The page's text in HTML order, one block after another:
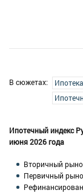
В сюжетах:
Ипотечный индекс
июня 2026 года
Вторичный
Первичный